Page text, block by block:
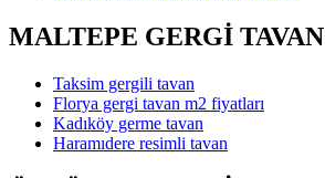
MALTEPE GERGİ TAVAN
Taksim gergili tavan
Florya gergi tavan m2 fiyatları
Kadıköy germe tavan
Haramıdere resimli tavan